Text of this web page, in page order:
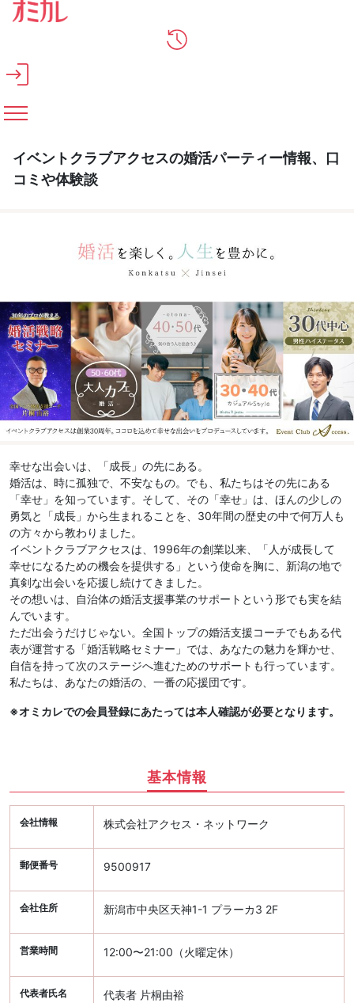
メインコンテンツへスキップ
イベントクラブアクセスの婚活パーティー情報、口
コミや体験談
幸せな出会いは、「成長」の先にある。
婚活は、時に孤独で、不安なもの。でも、私たちはその先にある
「幸せ」を知っています。そして、その「幸せ」は、ほんの少しの
勇気と「成長」から生まれることを、30年間の歴史の中で何万人も
の方々から教わりました。
イベントクラブアクセスは、1996年の創業以来、「人が成長して
幸せになるための機会を提供する」という使命を胸に、新潟の地で
真剣な出会いを応援し続けてきました。
その想いは、自治体の婚活支援事業のサポートという形でも実を結
んでいます。
ただ出会うだけじゃない。全国トップの婚活支援コーチでもある代
表が運営する「婚活戦略セミナー」では、あなたの魅力を輝かせ、
自信を持って次のステージへ進むためのサポートも行っています。
私たちは、あなたの婚活の、一番の応援団です。
※オミカレでの会員登録にあたっては本人確認が必要となります。
基本情報
会社情報 株式会社アクセス・ネットワーク
郵便番号 9500917
会社住所 新潟市中央区天神1-1 プラーカ3 2F
営業時間 12:00〜21:00（火曜定休）
代表者氏名 代表者 片桐由裕